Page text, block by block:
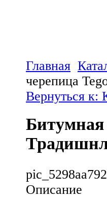
Главная
черепица
Вернуться к:
Битумная
Описание